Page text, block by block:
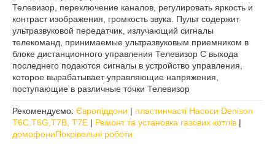
Телевизор, переключение каналов, регулировать яркость и
контраст изображения, громкость звука. Пульт содержит
ультразвуковой передатчик, излучающий сигналы
телекоманд, принимаемые ультразвуковым приемником в
блоке дистанционного управления Телевизор С выхода
последнего подаются сигналы в устройство управления,
которое вырабатывает управляющие напряжения,
поступающие в различные точки Телевизор
Рекомендуємо: Європіддони | пластинчасті Насоси Denison
T6C.T6G,T7B, Т7Е | Ремонт та установка газових котлів |
домофониПокрівельні роботи